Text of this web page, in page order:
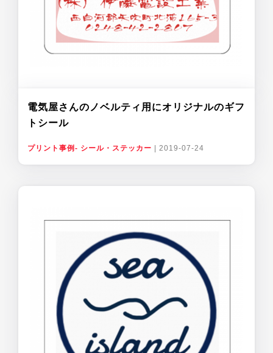
電気屋さんのノベルティ用にオリジナルのギフ
トシール
プリント事例- シール・ステッカー 2019-07-24